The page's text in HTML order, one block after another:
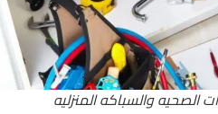
والسباكه المنزليه